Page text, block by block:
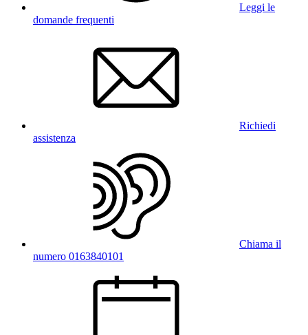
Leggi le
domande frequenti
Richiedi
assistenza
Chiama il
numero 0163840101